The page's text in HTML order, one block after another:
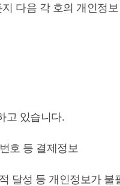
다음 각 호의 개인정
고 있습니다.
호 등 결제정보
달성 등 개인정보가